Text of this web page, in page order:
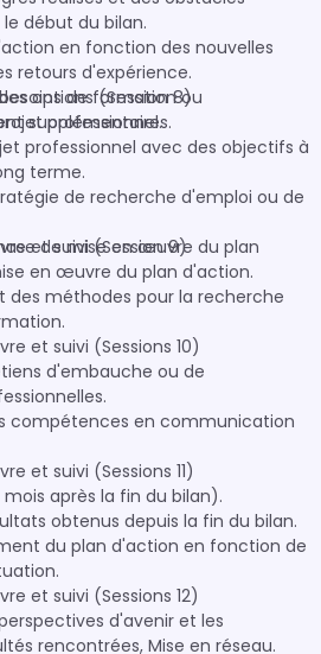
début du bilan.
en fonction des nouvelles
retours d'expérience.
de formation ou
supplémentaires.
options (Session 8)
professionnel.
professionnel avec des objectifs à
terme.
de recherche d'emploi ou de
de mise en œuvre du plan
et suivi (Session 9)
en œuvre du plan d'action.
des méthodes pour la recherche
et suivi (Sessions 10)
d'embauche ou de
compétences en communication
et suivi (Sessions 11)
après la fin du bilan).
obtenus depuis la fin du bilan.
du plan d'action en fonction de
et suivi (Sessions 12)
d'avenir et les
rencontrées, Mise en réseau.